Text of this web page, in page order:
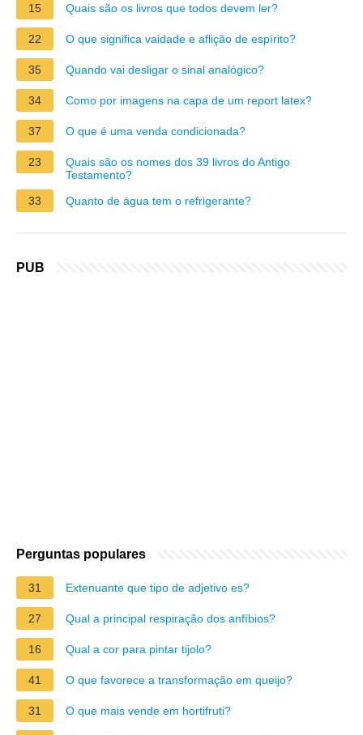
15
Quais são os livros que todos devem ler?
22 O que significa vaidade e aflição de espírito?
35 Quando vai desligar o sinal analógico?
34 Como por imagens na capa de um report latex?
37 O que é uma venda condicionada?
23
Quais são os nomes dos 39 livros do Antigo
Testamento?
33
Quanto de água tem o refrigerante?
PUB
Perguntas populares
31 Extenuante que tipo de adjetivo es?
27 Qual a principal respiração dos anfíbios?
16 Qual a cor para pintar tijolo?
41 O que favorece a transformação em queijo?
31 O que mais vende em hortifruti?